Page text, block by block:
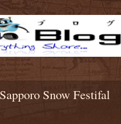
Snow Festifal